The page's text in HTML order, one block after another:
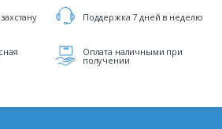
Поддержка 7 дней в неделю
Оплата наличными при
получении